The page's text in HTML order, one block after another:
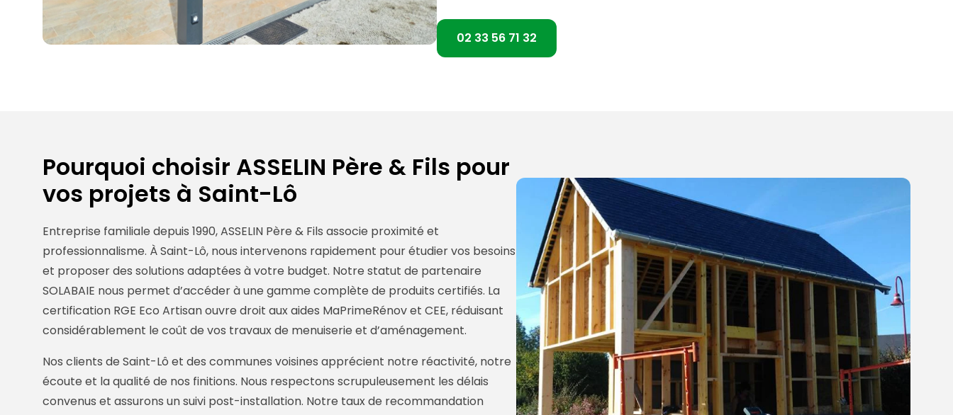
02 33 56 71 32
Pourquoi choisir ASSELIN Père & Fils pour
vos projets à Saint-Lô
Entreprise familiale depuis 1990, ASSELIN Père & Fils associe proximité et
professionnalisme. À Saint-Lô, nous intervenons rapidement pour étudier vos besoins
et proposer des solutions adaptées à votre budget. Notre statut de partenaire
SOLABAIE nous permet d’accéder à une gamme complète de produits certifiés. La
certification RGE Eco Artisan ouvre droit aux aides MaPrimeRénov et CEE, réduisant
considérablement le coût de vos travaux de menuiserie et d’aménagement.
Nos clients de Saint-Lô et des communes voisines apprécient notre réactivité, notre
écoute et la qualité de nos finitions. Nous respectons scrupuleusement les délais
convenus et assurons un suivi post-installation. Notre taux de recommandation